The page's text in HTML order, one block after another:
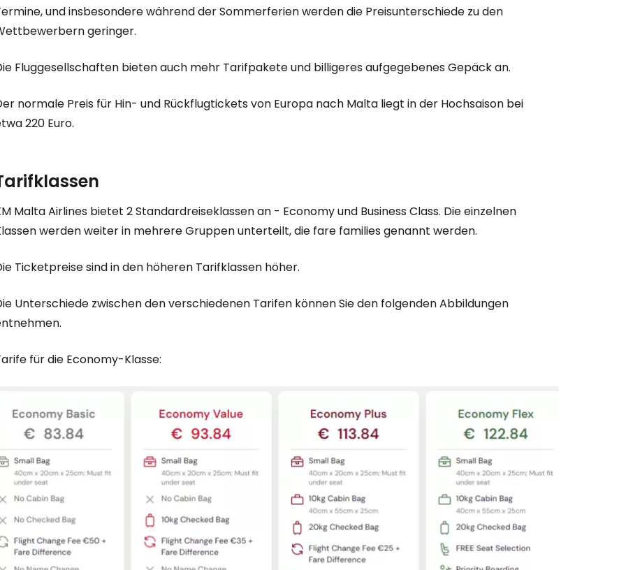
und insbesondere während der Sommerferien werden die Preisunterschiede zu den
geringer.
Fluggesellschaften bieten auch mehr Tarifpakete und billigeres aufgegebenes Gepäck an.
normale Preis für Hin- und Rückflugtickets von Europa nach Malta liegt in der Hochsaison bei
220 Euro.
Malta Airlines bietet 2 Standardreiseklassen an - Economy und Business Class. Die einzelnen
werden weiter in mehrere Gruppen unterteilt, die fare familiesgenannt werden.
Ticketpreise sind in den höheren Tarifklassen höher.
Unterschiede zwischen den verschiedenen Tarifen können Sie den folgenden Abbildungen
für die Economy-Klasse:
Anmeldung bei Cestee
Weiter mit Facebook
Weiter mit E-Mail